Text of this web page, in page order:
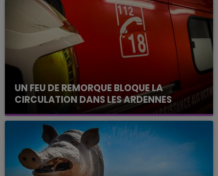
UN FEU DE REMORQUE BLOQUE LA
CIRCULATION DANS LES ARDENNES
Un feu de remorque s'est déclaré ce mercredi en
fin de matinée sur l'A34.